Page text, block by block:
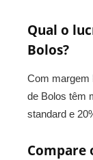
Qual o
Bolos?
Com margem
de Bolos têm
standard e
Compare